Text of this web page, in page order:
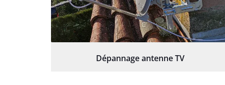
Dépannage antenne TV